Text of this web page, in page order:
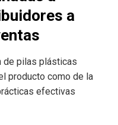
a
de pilas plásticas
producto como de la
efectivas